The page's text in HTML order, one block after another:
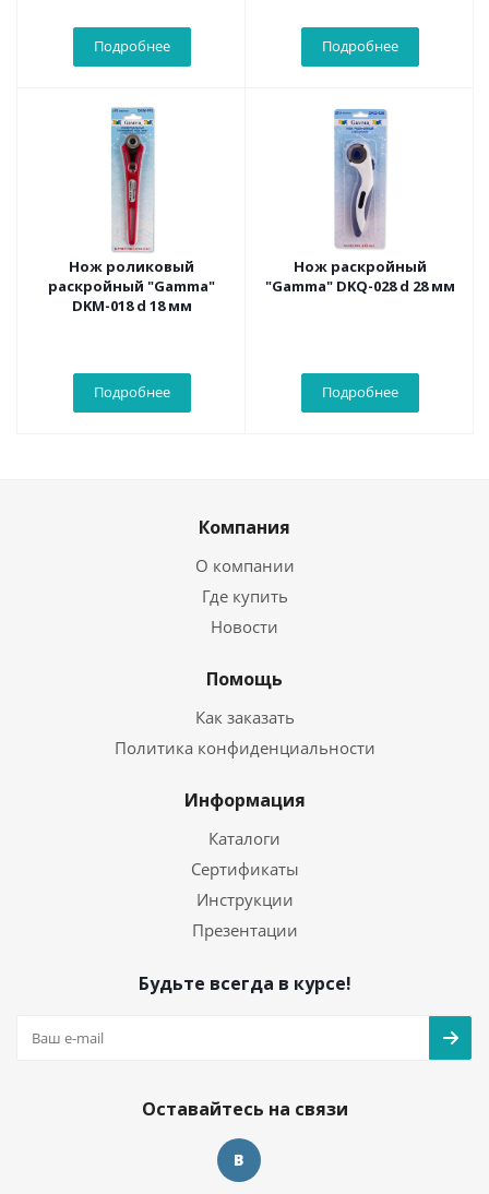
Подробнее Подробнее
Нож роликовый
раскройный "Gamma"
DKM-018 d 18 мм
Подробнее
Нож раскройный
"Gamma" DKQ-028 d 28 мм
Подробнее
Компания
О компании
Где купить
Новости
Помощь
Как заказать
Политика конфиденциальности
Информация
Каталоги
Сертификаты
Инструкции
Презентации
Будьте всегда в курсе!
Оставайтесь на связи